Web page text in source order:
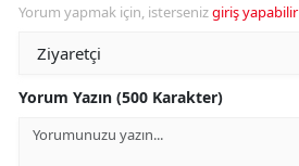
Yorum yapmak için, istersenizgiriş yapabilir
Yorum Yazın (500 Karakter)